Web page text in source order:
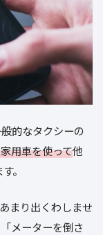
的なタクシーの
用車を使って他
。
まり出くわしませ
メーターを倒さ